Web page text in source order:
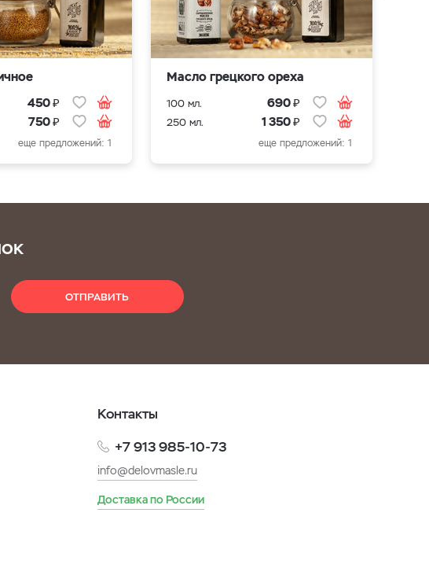
450₽
750₽
еще предложений: 1
Масло грецкого ореха
100 мл. 690₽
250 мл. 1 350₽
еще предложений: 1
ОТПРАВИТЬ
Контакты
+7 913 985-10-73
info@delovmasle.ru
Доставка по России